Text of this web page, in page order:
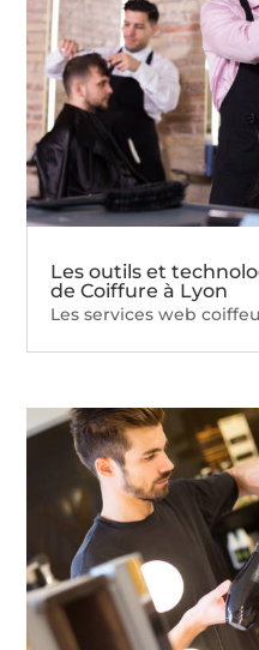
Les outils et
de Coiffure à Lyon
Les services web